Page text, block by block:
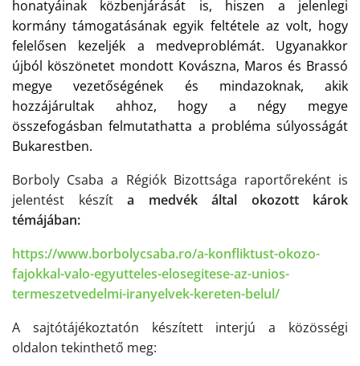
honatyáinak közbenjárását is, hiszen a jelenlegi
kormány támogatásának egyik feltétele az volt, hogy
felelősen kezeljék a medveproblémát. Ugyanakkor
újból köszönetet mondott Kovászna, Maros és Brassó
megye vezetőségének és mindazoknak, akik
hozzájárultak ahhoz, hogy a négy megye
összefogásban felmutathatta a probléma súlyosságát
Bukarestben.
Borboly Csaba a Régiók Bizottsága raportőreként is
jelentést készít a medvék által okozott károk
témájában:
https://www.borbolycsaba.ro/a-konfliktust-okozo-
fajokkal-valo-egyutteles-elosegitese-az-unios-
termeszetvedelmi-iranyelvek-kereten-belul/
A sajtótájékoztatón készített interjú a közösségi
oldalon tekinthető meg: